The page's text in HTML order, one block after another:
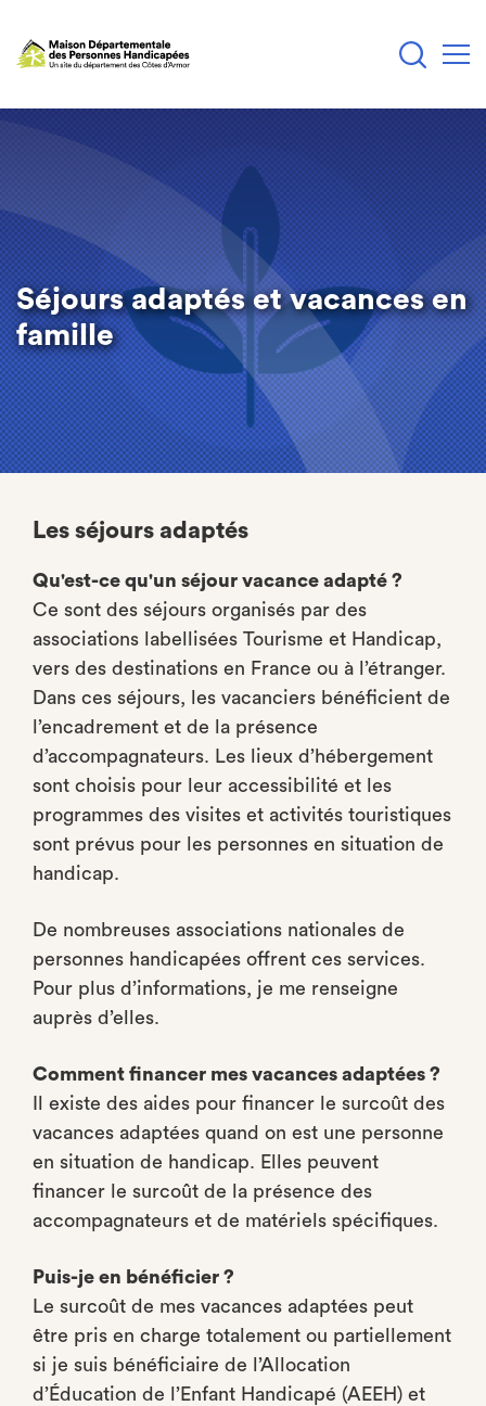
Aller
au
contenu
principal
Séjours adaptés et vacances en
famille
Les séjours adaptés
Qu'est-ce qu'un séjour vacance adapté ?
Ce sont des séjours organisés par des
associations labellisées Tourisme et Handicap,
vers des destinations en France ou à l’étranger.
Dans ces séjours, les vacanciers bénéficient de
l’encadrement et de la présence
d’accompagnateurs. Les lieux d’hébergement
sont choisis pour leur accessibilité et les
programmes des visites et activités touristiques
sont prévus pour les personnes en situation de
handicap.
De nombreuses associations nationales de
personnes handicapées offrent ces services.
Pour plus d’informations, je me renseigne
auprès d’elles.
Comment financer mes vacances adaptées ?
Il existe des aides pour financer le surcoût des
vacances adaptées quand on est une personne
en situation de handicap. Elles peuvent
financer le surcoût de la présence des
accompagnateurs et de matériels spécifiques.
Puis-je en bénéficier ?
Le surcoût de mes vacances adaptées peut
être pris en charge totalement ou partiellement
si je suis bénéficiaire de l’Allocation
d’Éducation de l’Enfant Handicapé (AEEH) et